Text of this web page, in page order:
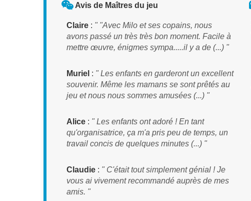
Avis de Maîtres du jeu
Claire : " "Avec Milo et ses copains, nous
avons passé un très très bon moment. Facile à
mettre œuvre, énigmes sympa.....il y a de (...) "
Muriel : " Les enfants en garderont un excellent
souvenir. Même les mamans se sont prêtés au
jeu et nous nous sommes amusées (...) "
Alice : " Les enfants ont adoré ! En tant
qu'organisatrice, ça m'a pris peu de temps, un
travail concis de quelques minutes (...) "
Claudie : " C'était tout simplement génial ! Je
vous ai vivement recommandé auprès de mes
amis. "